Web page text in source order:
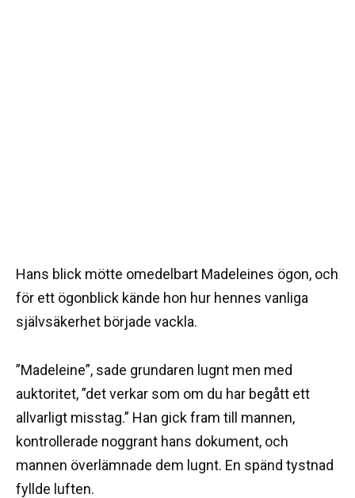
Hans blick mötte omedelbart Madeleines ögon, och
för ett ögonblick kände hon hur hennes vanliga
självsäkerhet började vackla.
”Madeleine”, sade grundaren lugnt men med
auktoritet, ”det verkar som om du har begått ett
allvarligt misstag.” Han gick fram till mannen,
kontrollerade noggrant hans dokument, och
mannen överlämnade dem lugnt. En spänd tystnad
fyllde luften.